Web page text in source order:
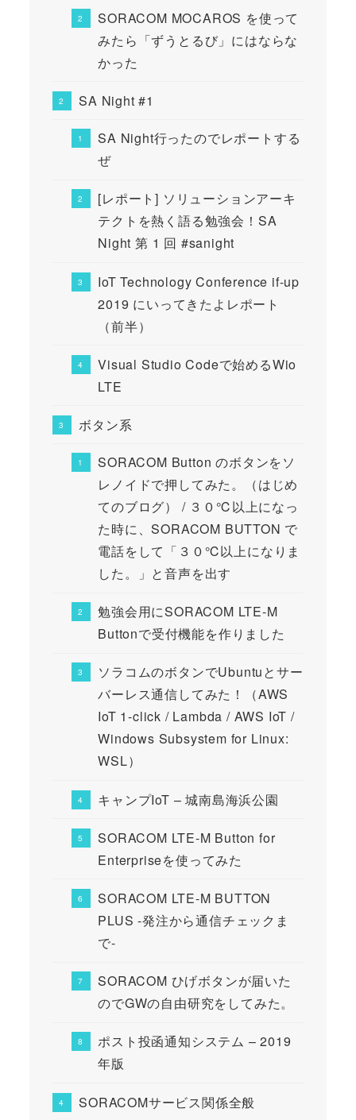
SORACOM MOCAROS を使って
みたら「ずうとるび」にはならな
かった
SA Night #1
SA Night行ったのでレポートする
ぜ
[レポート] ソリューションアーキ
テクトを熱く語る勉強会！SA
Night 第 1 回 #sanight
IoT Technology Conference if-up
2019 にいってきたよレポート
（前半）
Visual Studio Codeで始めるWio
LTE
ボタン系
SORACOM Button のボタンをソ
レノイドで押してみた。（はじめ
てのブログ） / ３０℃以上になっ
た時に、SORACOM BUTTON で
電話をして「３０℃以上になりま
した。」と音声を出す
勉強会用にSORACOM LTE-M
Buttonで受付機能を作りました
ソラコムのボタンでUbuntuとサー
バーレス通信してみた！（AWS
IoT 1-click / Lambda / AWS IoT /
Windows Subsystem for Linux:
WSL）
キャンプIoT – 城南島海浜公園
SORACOM LTE-M Button for
Enterpriseを使ってみた
SORACOM LTE-M BUTTON
PLUS -発注から通信チェックま
で-
SORACOM ひげボタンが届いた
のでGWの自由研究をしてみた。
ポスト投函通知システム – 2019
年版
SORACOMサービス関係全般